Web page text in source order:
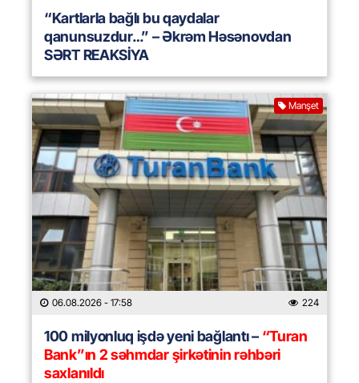
“Kartlarla bağlı bu qaydalar
qanunsuzdur…” – Əkrəm Həsənovdan
SƏRT REAKSİYA
Manşet
06.08.2026 - 17:58 224
100 milyonluq işdə yeni bağlantı –“Turan
Bank”ın 2 səhmdar şirkətinin rəhbəri
saxlanıldı